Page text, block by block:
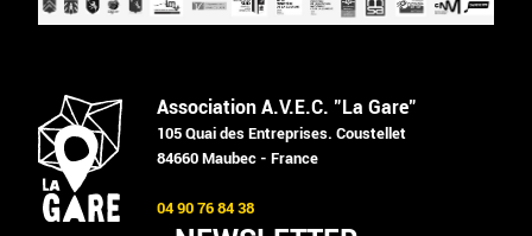
Association A.V.E.C. "La Gare"
105 Quai des Entreprises. Coustellet
84660 Maubec - France
04 90 76 84 38